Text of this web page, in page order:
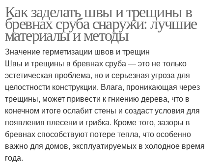
Как заделать швы и трещины в
бревнах сруба снаружи: лучшие
материалы и методы
Значение герметизации швов и трещин
Швы и трещины в бревнах сруба — это не только
эстетическая проблема, но и серьезная угроза для
целостности конструкции. Влага, проникающая через
трещины, может привести к гниению дерева, что в
конечном итоге ослабит стены и создаст условия для
появления плесени и грибка. Кроме того, зазоры в
бревнах способствуют потере тепла, что особенно
важно для домов, эксплуатируемых в холодное время
года.